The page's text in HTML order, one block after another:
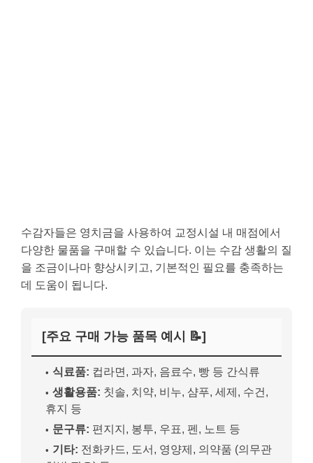
수감자들은 영치금을 사용하여 교정시설 내 매점에서
다양한 물품을 구매할 수 있습니다. 이는 수감 생활의 질
을 조금이나마 향상시키고, 기본적인 필요를 충족하는
데 도움이 됩니다.
[주요 구매 가능 품목 예시 📝]
식료품: 컵라면, 과자, 음료수, 빵 등 간식류
생활용품: 칫솔, 치약, 비누, 샴푸, 세제, 수건,
휴지 등
문구류: 편지지, 봉투, 우표, 펜, 노트 등
기타: 전화카드, 도서, 영양제, 의약품 (의무관